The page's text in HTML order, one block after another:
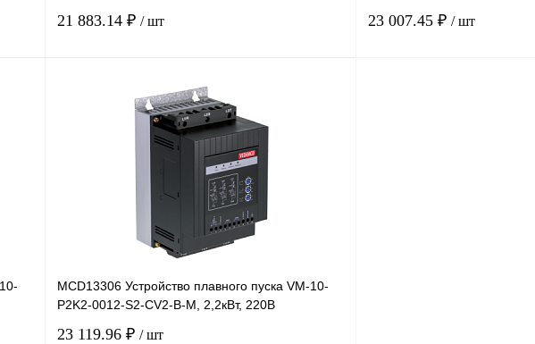
21 883.14 ₽ / шт
Сравнение
Под заказ
23 007.45 ₽ / шт
MCD13306 Устройство плавного пуска VM-10-
P2K2-0012-S2-CV2-B-M, 2,2кВт, 220В
23 119.96 ₽ / шт